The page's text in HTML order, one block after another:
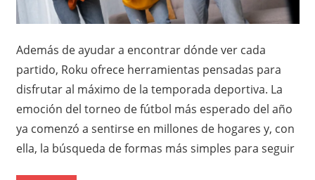
Además de ayudar a encontrar dónde ver cada
partido, Roku ofrece herramientas pensadas para
disfrutar al máximo de la temporada deportiva. La
emoción del torneo de fútbol más esperado del año
ya comenzó a sentirse en millones de hogares y, con
ella, la búsqueda de formas más simples para seguir